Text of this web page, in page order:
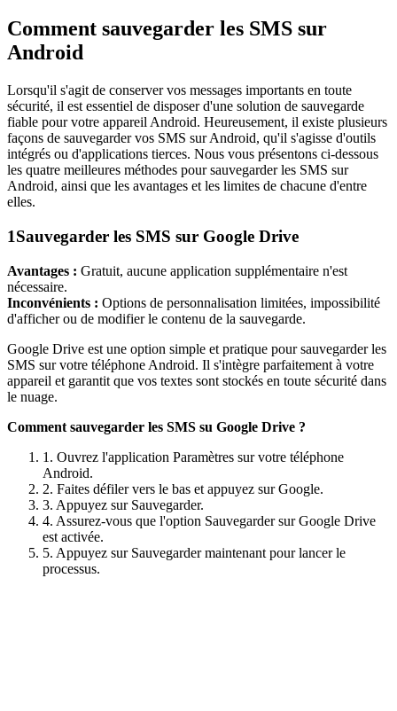
Comment sauvegarder les SMS sur
Android
Lorsqu'il s'agit de conserver vos messages importants en toute
sécurité, il est essentiel de disposer d'une solution de sauvegarde
fiable pour votre appareil Android. Heureusement, il existe plusieurs
façons de sauvegarder vos SMS sur Android, qu'il s'agisse d'outils
intégrés ou d'applications tierces. Nous vous présentons ci-dessous
les quatre meilleures méthodes pour sauvegarder les SMS sur
Android, ainsi que les avantages et les limites de chacune d'entre
elles.
1Sauvegarder les SMS sur Google Drive
Avantages : Gratuit, aucune application supplémentaire n'est
nécessaire.
Inconvénients : Options de personnalisation limitées, impossibilité
d'afficher ou de modifier le contenu de la sauvegarde.
Google Drive est une option simple et pratique pour sauvegarder les
SMS sur votre téléphone Android. Il s'intègre parfaitement à votre
appareil et garantit que vos textes sont stockés en toute sécurité dans
le nuage.
Comment sauvegarder les SMS su Google Drive ?
1. Ouvrez l'application Paramètres sur votre téléphone
Android.
2. Faites défiler vers le bas et appuyez sur Google.
3. Appuyez sur Sauvegarder.
4. Assurez-vous que l'option Sauvegarder sur Google Drive
est activée.
5. Appuyez sur Sauvegarder maintenant pour lancer le
processus.